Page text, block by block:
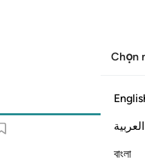
Chọn
العربية
বাংলা